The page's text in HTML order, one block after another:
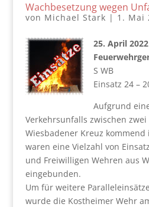
Wachbesetzung wegen
von Michael Stark | 1. Mai
25. April
S WB
Einsatz 24 –
Aufgrund
Verkehrsunfalls zwischen zwei
Wiesbadener Kreuz
waren eine Vielzahl von
und Freiwilligen Wehren aus
eingebunden.
Um für weitere
wurde die Kostheimer Wehr